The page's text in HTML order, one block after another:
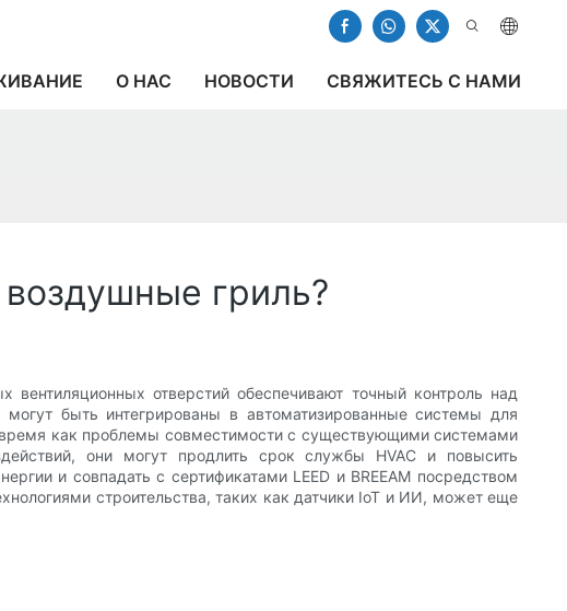
О НАС НОВОСТИ СВЯЖИТЕСЬ С НАМИ
гриль?
отверстий обеспечивают точный контроль над
быть интегрированы в автоматизированные системы для
как проблемы совместимости с существующими системами
они могут продлить срок службы HVAC и повысить
и совпадать с сертификатами LEED и BREEAM посредством
строительства, таких как датчики IoT и ИИ, может еще